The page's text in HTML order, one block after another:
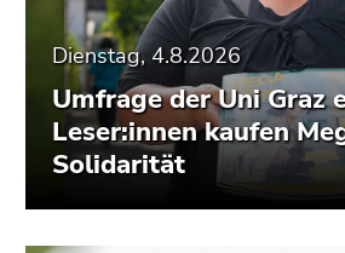
Dienstag, 4.8.2026
Umfrage der Uni Graz
Leser:innen kaufen
Solidarität